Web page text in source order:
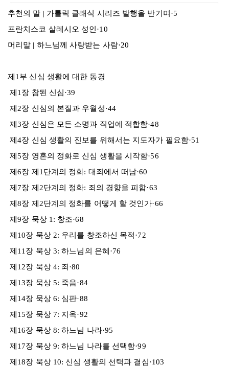
추천의 말 | 가톨릭 클래식 시리즈 발행을 반기며·5
프란치스코 살레시오 성인·10
머리말 | 하느님께 사랑받는 사람·20
제1부 신심 생활에 대한 동경
제1장 참된 신심·39
제2장 신심의 본질과 우월성·44
제3장 신심은 모든 소명과 직업에 적합함·48
제4장 신심 생활의 진보를 위해서는 지도자가 필요함·51
제5장 영혼의 정화로 신심 생활을 시작함·56
제6장 제1단계의 정화: 대죄에서 떠남·60
제7장 제2단계의 정화: 죄의 경향을 피함·63
제8장 제2단계의 정화를 어떻게 할 것인가·66
제9장 묵상 1: 창조·68
제10장 묵상 2: 우리를 창조하신 목적·72
제11장 묵상 3: 하느님의 은혜·76
제12장 묵상 4: 죄·80
제13장 묵상 5: 죽음·84
제14장 묵상 6: 심판·88
제15장 묵상 7: 지옥·92
제16장 묵상 8: 하느님 나라·95
제17장 묵상 9: 하느님 나라를 선택함·99
제18장 묵상 10: 신심 생활의 선택과 결심·103